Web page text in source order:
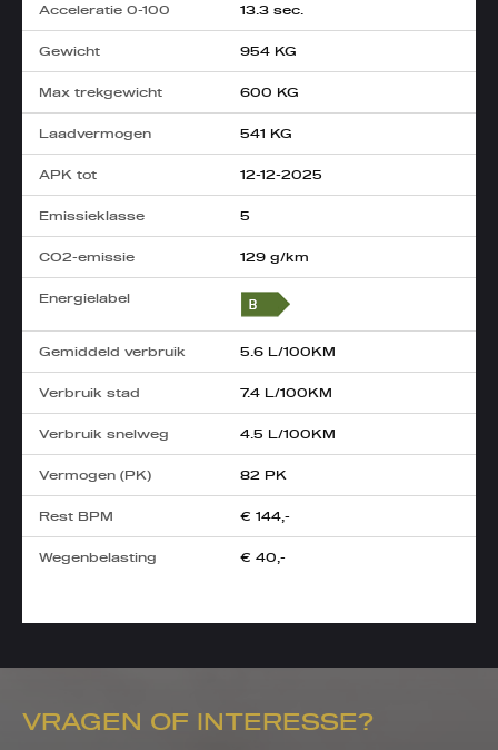
Acceleratie 0-100 13.3 sec.
Gewicht 954 KG
Max trekgewicht 600 KG
Laadvermogen 541 KG
APK tot 12-12-2025
Emissieklasse 5
CO2-emissie 129 g/km
Energielabel
Gemiddeld verbruik 5.6 L/100KM
Verbruik stad 7.4 L/100KM
Verbruik snelweg 4.5 L/100KM
Vermogen (PK) 82 PK
Rest BPM € 144,-
Wegenbelasting € 40,-
VRAGEN OF INTERESSE?